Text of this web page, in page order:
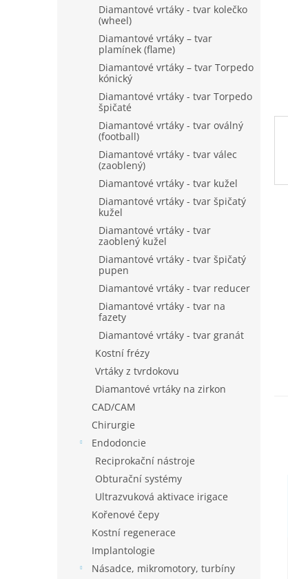
Diamantové vrtáky - tvar kolečko
(wheel)
Diamantové vrtáky – tvar
plamínek (flame)
Diamantové vrtáky – tvar Torpedo
kónický
Diamantové vrtáky - tvar Torpedo
špičaté
Diamantové vrtáky - tvar oválný
(football)
Diamantové vrtáky - tvar válec
(zaoblený)
Diamantové vrtáky - tvar kužel
Diamantové vrtáky - tvar špičatý
kužel
Diamantové vrtáky - tvar
zaoblený kužel
Diamantové vrtáky - tvar špičatý
pupen
Diamantové vrtáky - tvar reducer
Diamantové vrtáky - tvar na
fazety
Diamantové vrtáky - tvar granát
Kostní frézy
Vrtáky z tvrdokovu
Diamantové vrtáky na zirkon
CAD/CAM
Chirurgie
Endodoncie
Reciprokační nástroje
Obturační systémy
Ultrazvuková aktivace irigace
Kořenové čepy
Kostní regenerace
Implantologie
Násadce, mikromotory, turbíny